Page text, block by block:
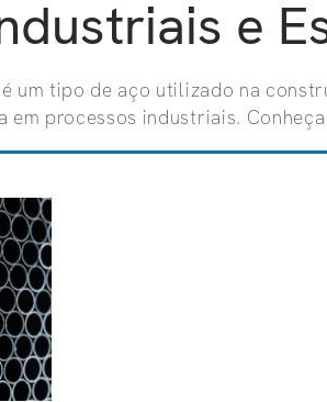
e
um tipo de aço utilizado na
em processos industriais.